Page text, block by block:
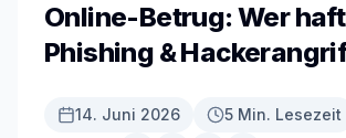
Online-Betrug: Wer
Phishing &
14. Juni 2026
5 Min. Lesezeit